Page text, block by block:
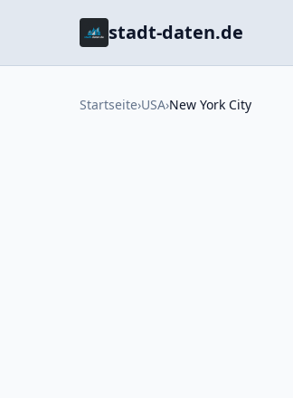
stadt-daten.de
Startseite›USA›New York City